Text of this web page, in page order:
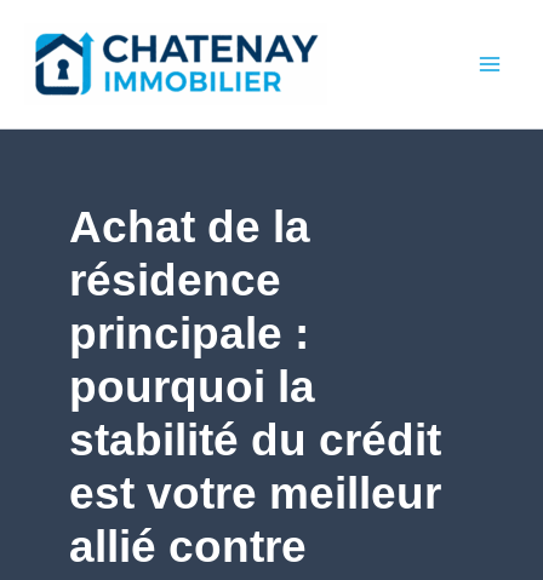
contenu
Achat de la
résidence
principale :
pourquoi la
stabilité du crédit
est votre meilleur
allié contre